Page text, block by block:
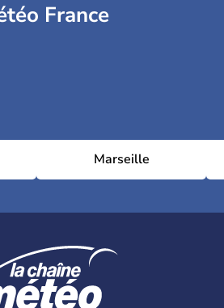
France
Marseille